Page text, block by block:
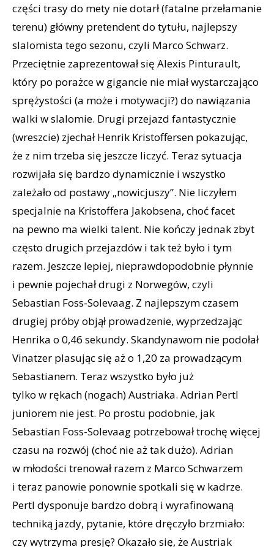
części trasy do mety nie dotarł (fatalne przełamanie
terenu) główny pretendent do tytułu, najlepszy
slalomista tego sezonu, czyli Marco Schwarz.
Przeciętnie zaprezentował się Alexis Pinturault,
który po porażce w gigancie nie miał wystarczająco
sprężystości (a może i motywacji?) do nawiązania
walki w slalomie. Drugi przejazd fantastycznie
(wreszcie) zjechał Henrik Kristoffersen pokazując,
że z nim trzeba się jeszcze liczyć. Teraz sytuacja
rozwijała się bardzo dynamicznie i wszystko
zależało od postawy „nowicjuszy”. Nie liczyłem
specjalnie na Kristoffera Jakobsena, choć facet
na pewno ma wielki talent. Nie kończy jednak zbyt
często drugich przejazdów i tak też było i tym
razem. Jeszcze lepiej, nieprawdopodobnie płynnie
i pewnie pojechał drugi z Norwegów, czyli
Sebastian Foss-Solevaag. Z najlepszym czasem
drugiej próby objął prowadzenie, wyprzedzając
Henrika o 0,46 sekundy. Skandynawom nie podołał
Vinatzer plasując się aż o 1,20 za prowadzącym
Sebastianem. Teraz wszystko było już
tylko w rękach (nogach) Austriaka. Adrian Pertl
juniorem nie jest. Po prostu podobnie, jak
Sebastian Foss-Solevaag potrzebował trochę więcej
czasu na rozwój (choć nie aż tak dużo). Adrian
w młodości trenował razem z Marco Schwarzem
i teraz panowie ponownie spotkali się w kadrze.
Pertl dysponuje bardzo dobrą i wyrafinowaną
techniką jazdy, pytanie, które dręczyło brzmiało:
czy wytrzyma presję? Okazało się, że Austriak